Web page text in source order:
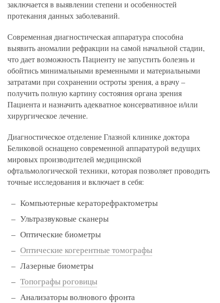
заключается в выявлении степени и особенностей
протекания данных заболеваний.
Современная диагностическая аппаратура способна
выявить аномалии рефракции на самой начальной стадии,
что дает возможность Пациенту не запустить болезнь и
обойтись минимальными временными и материальными
затратами при сохранении остроты зрения, а врачу –
получить полную картину состояния органа зрения
Пациента и назначить адекватное консервативное и/или
хирургическое лечение.
Диагностическое отделение Глазной клинике доктора
Беликовой оснащено современной аппаратурой ведущих
мировых производителей медицинской
офтальмологической техники, которая позволяет проводить
точные исследования и включает в себя:
Компьютерные кераторефрактометры
Ультразвуковые сканеры
Оптические биометры
Оптические когерентные томографы
Лазерные биометры
Топографы роговицы
Анализаторы волнового фронта